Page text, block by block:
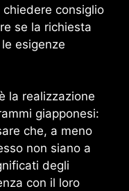
consiglio
se la richiesta
esigenze
la realizzazione
giapponesi:
che, a meno
non siano a
degli
con il loro